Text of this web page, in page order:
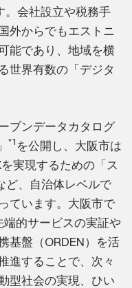
。会社設立や税務手
外からでもエストニ
能であり、地域を横
世界有数の「デジタ
プンデータカタログ
*1 を公開し、大阪市は
実現するための「ス
ど、自治体レベルで
ています。大阪市で
的サービスの実証や
基盤（ORDEN）を活
進することで、次々
型社会の実現、ひい